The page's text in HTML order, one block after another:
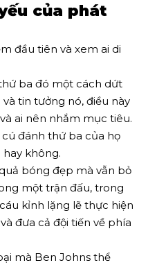
của phát
đầu tiên và xem ai di
ba đó một cách dứt
tin tưởng nó, điều này
ai nên nhắm mục tiêu.
đánh thứ ba của họ
không.
bóng đẹp mà vẫn bỏ
một trận đấu, trong
kỉnh lặng lẽ thực hiện
đưa cả đội tiến về phía
mà Ben Johns thể